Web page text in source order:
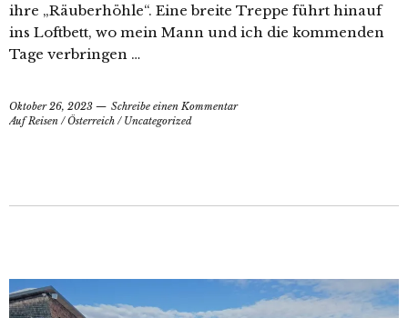
ihre „Räuberhöhle“. Eine breite Treppe führt hinauf
ins Loftbett, wo mein Mann und ich die kommenden
Tage verbringen …
Oktober 26, 2023
Schreibe einen Kommentar
Auf Reisen /Österreich / Uncategorized